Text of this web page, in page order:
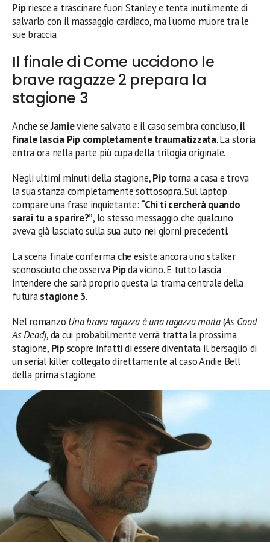
Pipriesce a trascinare fuori Stanley e tenta inutilmente di
salvarlo con il massaggio cardiaco, ma l’uomo muore tra le
sue braccia.
Il finale di Come uccidono le
brave ragazze 2 prepara la
stagione 3
Anche seJamieviene salvato e il caso sembra concluso,il
finale lascia Pip completamente traumatizzata. La storia
entra ora nella parte più cupa della trilogia originale.
Negli ultimi minuti della stagione,Piptorna a casa e trova
la sua stanza completamente sottosopra. Sul laptop
compare una frase inquietante: “Chi ti cercherà quando
sarai tu a sparire?”, lo stesso messaggio che qualcuno
aveva già lasciato sulla sua auto nei giorni precedenti.
La scena finale conferma che esiste ancora uno stalker
sconosciuto che osservaPipda vicino. E tutto lascia
intendere che sarà proprio questa la trama centrale della
futurastagione 3.
Nel romanzo Una brava ragazza è una ragazza morta(As Good
As Dead), da cui probabilmente verrà tratta la prossima
stagione, Pipscopre infatti di essere diventata il bersaglio di
un serial killer collegato direttamente al caso Andie Bell
della prima stagione.